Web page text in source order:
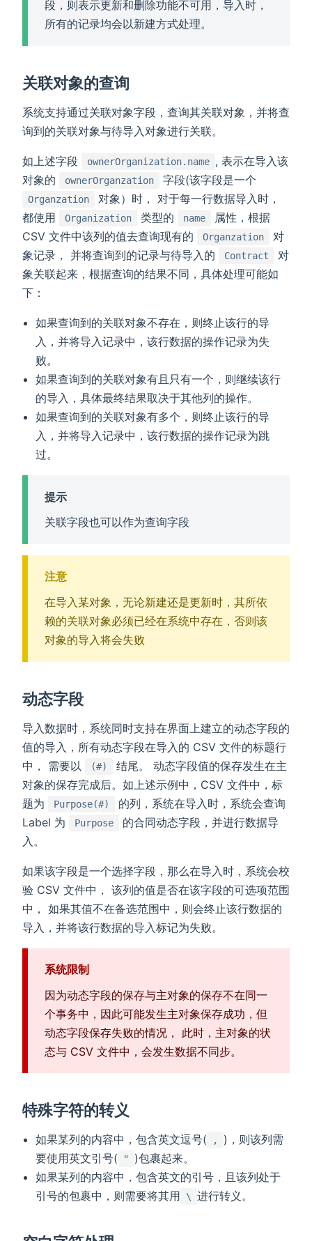
段，则表示更新和删除功能不可用，导入时，
所有的记录均会以新建方式处理。
关联对象的查询
系统支持通过关联对象字段，查询其关联对象，并将查
询到的关联对象与待导入对象进行关联。
如上述字段 ownerOrganization.name , 表示在导入该
对象的
ownerOrganzation 字段(该字段是一个
Organzation
对象）时， 对于每一行数据导入时，
都使用
Organization 类型的 name
属性，根据
CSV 文件中该列的值去查询现有的
Organzation
对
象记录， 并将查询到的记录与待导入的
Contract
对
象关联起来，根据查询的结果不同，具体处理可能如
下：
如果查询到的关联对象不存在，则终止该行的导
入，并将导入记录中，该行数据的操作记录为失
败。
如果查询到的关联对象有且只有一个，则继续该行
的导入，具体最终结果取决于其他列的操作。
如果查询到的关联对象有多个，则终止该行的导
入，并将导入记录中，该行数据的操作记录为跳
过。
提示
关联字段也可以作为查询字段
注意
在导入某对象，无论新建还是更新时，其所依
赖的关联对象必须已经在系统中存在，否则该
对象的导入将会失败
动态字段
导入数据时，系统同时支持在界面上建立的动态字段的
值的导入，所有动态字段在导入的 CSV 文件的标题行
中， 需要以
(#)
结尾。 动态字段值的保存发生在主
对象的保存完成后。如上述示例中，CSV 文件中，标
题为
Purpose(#)
的列，系统在导入时，系统会查询
Label 为
Purpose
的合同动态字段，并进行数据导
入。
如果该字段是一个选择字段，那么在导入时，系统会校
验 CSV 文件中， 该列的值是否在该字段的可选项范围
中， 如果其值不在备选范围中，则会终止该行数据的
导入，并将该行数据的导入标记为失败。
系统限制
因为动态字段的保存与主对象的保存不在同一
个事务中，因此可能发生主对象保存成功，但
动态字段保存失败的情况， 此时，主对象的状
态与 CSV 文件中，会发生数据不同步。
特殊字符的转义
如果某列的内容中，包含英文逗号( ,
)，则该列需
要使用英文引号(
"
)包裹起来。
如果某列的内容中，包含英文的引号，且该列处于
引号的包裹中，则需要将其用
\ 进行转义。